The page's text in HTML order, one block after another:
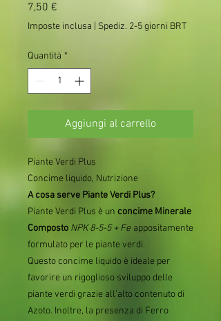
7,50 €
Imposte inclusa | Spediz. 2-5 giorni BRT
Quantità *
Aggiungi al carrello
Piante Verdi Plus
Concime liquido, Nutrizione
A cosa serve Piante Verdi Plus?
Piante Verdi Plus è un concime Minerale
Composto NPK 8-5-5 + Fe appositamente
formulato per le piante verdi.
Questo concime liquido è ideale per
favorire un rigoglioso sviluppo delle
piante verdi grazie all’alto contenuto di
Azoto. Inoltre, la presenza di Ferro